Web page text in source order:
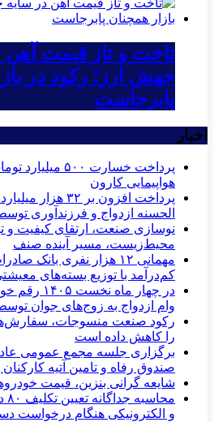
تاخت و تاز قیمت
جهش ارز؛ رکود در
پابرجاست
اخبار
پرداخت خسارت
هواپیمایی کارون
پرداخت افزون بر
الحسنه ازدواج و فرزندآوری
نوسازی صنعت، ارتقای کیفیت و
محیط‌زیست، مسیر آینده صنف
مهمانی ۱۲ هزار نفری بانک
کم‌درآمد با توزیع بسته‌های
وام ازدواج به زوج‌های جوان
رکود صنعت منسوجات،
را کاهش داده است
صندوق رفاه و تامین آتیه
شایعه گرانی بنزین، قیمت
و الکترونیکی هنگام درخواست